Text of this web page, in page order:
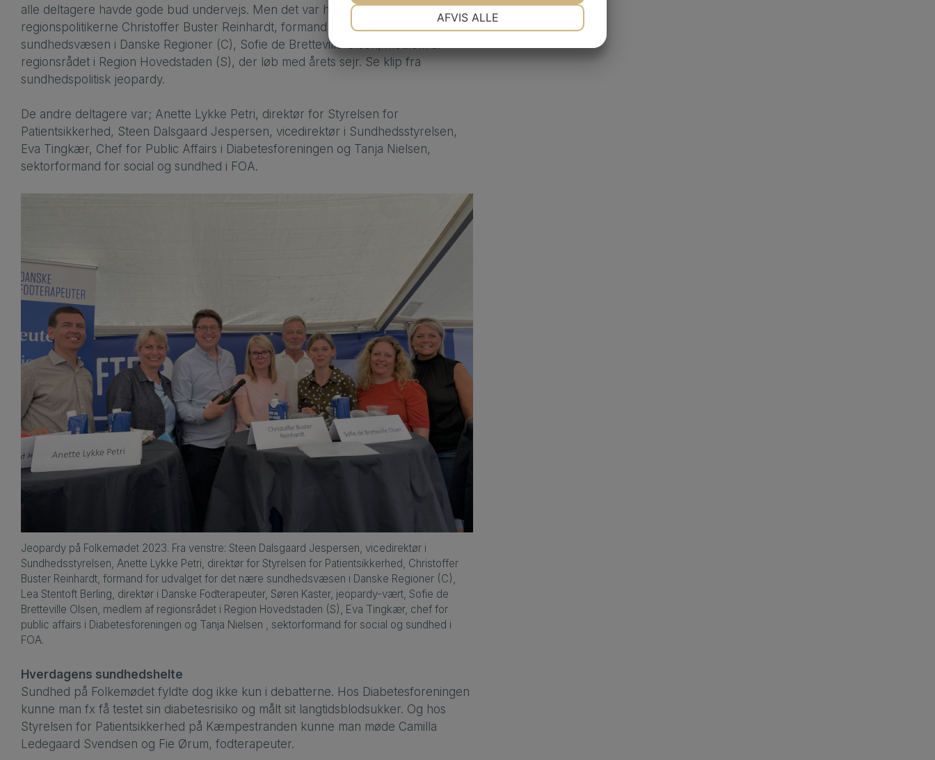
alle deltagere havde gode bud undervejs. Men det var holdet med
regionspolitikerne Christoffer Buster Reinhardt, formand for udvalget for det nære
sundhedsvæsen i Danske Regioner (C), Sofie de Bretteville Olsen, medlem af
regionsrådet i Region Hovedstaden (S), der løb med årets sejr. Se klip fra
sundhedspolitisk jeopardy.
De andre deltagere var; Anette Lykke Petri, direktør for Styrelsen for
Patientsikkerhed, Steen Dalsgaard Jespersen, vicedirektør i Sundhedsstyrelsen,
Eva Tingkær, Chef for Public Affairs i Diabetesforeningen og Tanja Nielsen,
sektorformand for social og sundhed i FOA.
Jeopardy på Folkemødet 2023. Fra venstre: Steen Dalsgaard Jespersen, vicedirektør i
Sundhedsstyrelsen, Anette Lykke Petri, direktør for Styrelsen for Patientsikkerhed, Christoffer
Buster Reinhardt, formand for udvalget for det nære sundhedsvæsen i Danske Regioner (C),
Lea Stentoft Berling, direktør i Danske Fodterapeuter, Søren Kaster, jeopardy-vært, Sofie de
Bretteville Olsen, medlem af regionsrådet i Region Hovedstaden (S), Eva Tingkær, chef for
public affairs i Diabetesforeningen og Tanja Nielsen , sektorformand for social og sundhed i
FOA.
Hverdagens sundhedshelte
Sundhed på Folkemødet fyldte dog ikke kun i debatterne. Hos Diabetesforeningen
kunne man fx få testet sin diabetesrisiko og målt sit langtidsblodsukker. Og hos
Styrelsen for Patientsikkerhed på Kæmpestranden kunne man møde Camilla
Ledegaard Svendsen og Fie Ørum, fodterapeuter.
MARKETING
AFVIS ALLE